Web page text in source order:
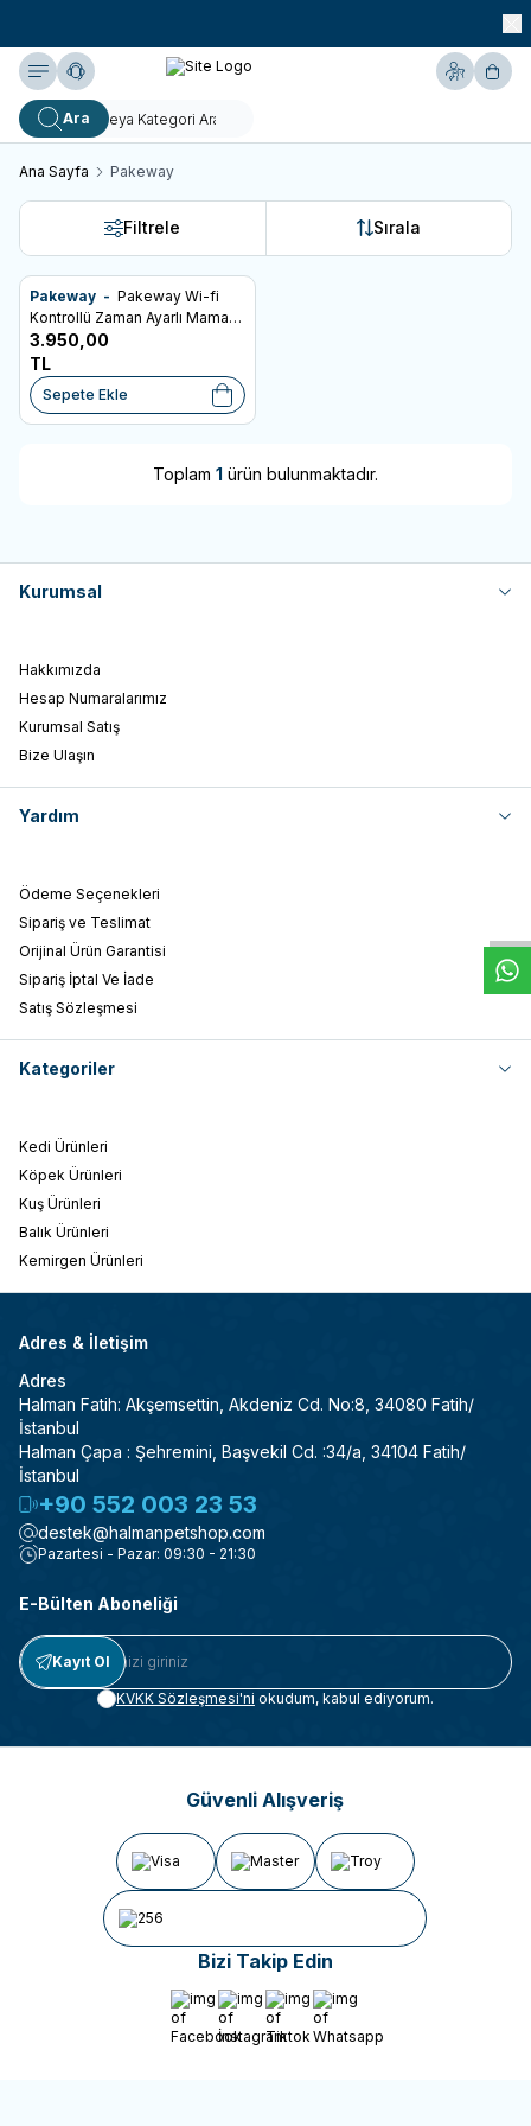
Yardım
Ara
Hesabım
Ana Sayfa Pakeway
Filtrele Sırala
Favorilere Ekle
Pakeway - Pakeway Wi-fi
Kontrollü Zaman Ayarlı Mama
Kabı 4 Litre Beyaz
3.950,00
TL
Sepete Ekle
Toplam 1 ürün bulunmaktadır.
Kurumsal
Hakkımızda
Hesap Numaralarımız
Kurumsal Satış
Bize Ulaşın
Yardım
Ödeme Seçenekleri
Sipariş ve Teslimat
Orijinal Ürün Garantisi
Sipariş İptal Ve İade
Satış Sözleşmesi
Kategoriler
Kedi Ürünleri
Köpek Ürünleri
Kuş Ürünleri
Balık Ürünleri
Kemirgen Ürünleri
Adres & İletişim
Adres
Halman Fatih: Akşemsettin, Akdeniz Cd. No:8, 34080 Fatih/
İstanbul
Halman Çapa : Şehremini, Başvekil Cd. :34/a, 34104 Fatih/
İstanbul
+90 552 003 23 53
destek@halmanpetshop.com
Pazartesi - Pazar: 09:30 - 21:30
E-Bülten Aboneliği
Kayıt Ol
KVKK Sözleşmesi'ni okudum, kabul ediyorum.
Güvenli Alışveriş
Bizi Takip Edin
Facebookİnstagram
Tiktok Whatsapp